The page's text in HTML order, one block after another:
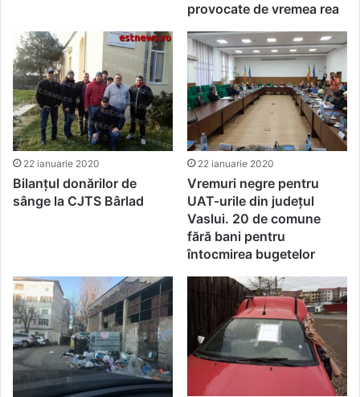
provocate de vremea rea
22 ianuarie 2020
Bilanțul donărilor de
sânge la CJTS Bârlad
22 ianuarie 2020
Vremuri negre pentru
UAT-urile din județul
Vaslui. 20 de comune
fără bani pentru
întocmirea bugetelor